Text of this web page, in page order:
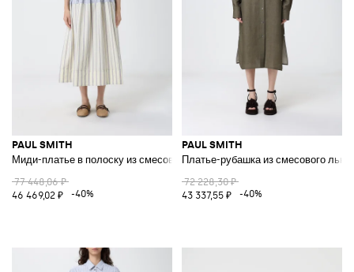
PAUL SMITH
Миди-платье в полоску из смесового хлопка
77 448,06 ₽
46 469,02 ₽
-40%
PAUL SMITH
Платье-рубашка из смесового льна
72 228,30 ₽
43 337,55 ₽
-40%